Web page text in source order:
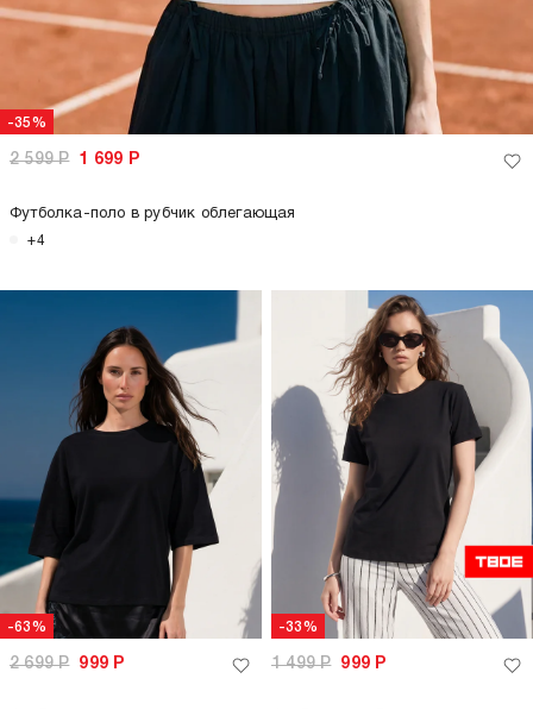
-35%
2 599Р 1 699 Р
Футболка-поло в рубчик облегающая
+4
-63%
2 699Р 999 Р
-33%
1 499Р 999 Р